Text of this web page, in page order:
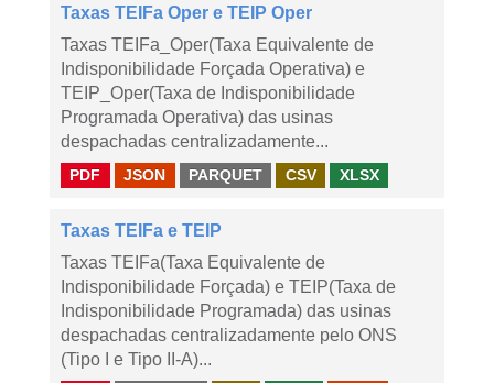
Taxas TEIFa Oper e TEIP Oper
Taxas TEIFa_Oper(Taxa Equivalente de
Indisponibilidade Forçada Operativa) e
TEIP_Oper(Taxa de Indisponibilidade
Programada Operativa) das usinas
despachadas centralizadamente...
PDF JSON PARQUET CSV XLSX
Taxas TEIFa e TEIP
Taxas TEIFa(Taxa Equivalente de
Indisponibilidade Forçada) e TEIP(Taxa de
Indisponibilidade Programada) das usinas
despachadas centralizadamente pelo ONS
(Tipo I e Tipo II-A)...